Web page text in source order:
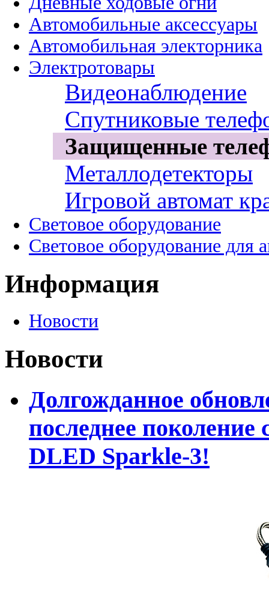
Автомобильные аксессуары
Автомобильная электорника
Электротовары
Видеонаблюдение
Спутниковые
Защищенные
Металлодетекторы
Игровой автомат
Световое оборудование
Световое оборудование для
Информация
Новости
Новости
Долгожданное
последнее
DLED Sparkle-3!